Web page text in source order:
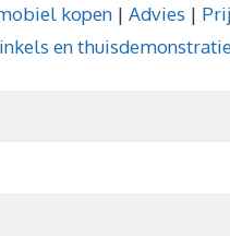
kopen | Advies |
en